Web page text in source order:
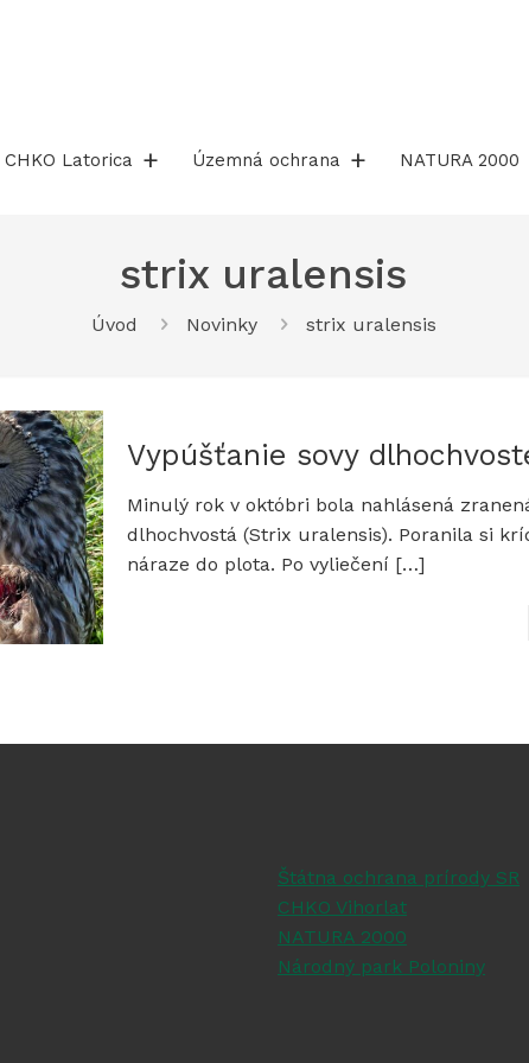
CHKO Latorica Územná ochrana NATURA 2000
strix uralensis
Úvod Novinky strix uralensis
Vypúšťanie sovy
Minulý rok v októbri bola nahlásená
dlhochvostá (Strix uralensis). Poranila si
náraze do plota. Po vyliečení […]
Štátna ochrana prírody SR
CHKO Vihorlat
NATURA 2000
Národný park Poloniny